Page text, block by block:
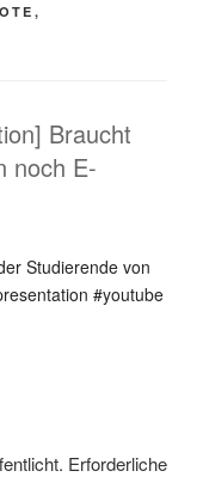
,
Braucht
noch E-
Studierende von
#youtube
Erforderliche